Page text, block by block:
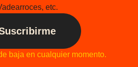
etc.
baja en cualquier momento.